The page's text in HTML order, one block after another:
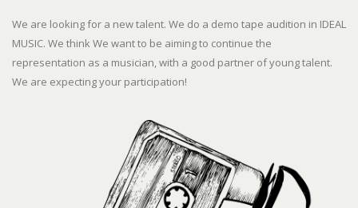
We are looking for a new talent. We do a demo tape audition in IDEAL
MUSIC. We think We want to be aiming to continue the
representation as a musician, with a good partner of young talent.
We are expecting your participation!